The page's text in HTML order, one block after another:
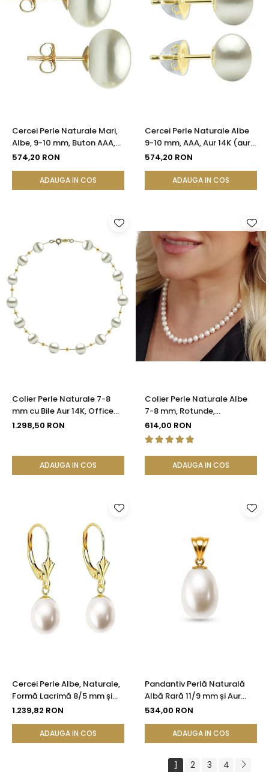
Cercei Perle Naturale Mari,
Albe, 9-10 mm, Buton AAA,
Aur 14K (aur 585), Tip Șurub |
574,20 RON
ADAUGA IN COS
Cercei Perle Naturale Albe
9-10 mm, AAA, Aur 14K (aur
585), Tip Șurub cu Fluturași
574,20 RON
ADAUGA IN COS
Colier Perle Naturale 7-8
mm cu Bile Aur 14K, Office
Elegant | KASKADDA®
1.298,50 RON
ADAUGA IN COS
Colier Perle Naturale Albe
7-8 mm, Rotunde,
Închizătoare Argint 925 |
KASKADDA®
614,00 RON
ADAUGA IN COS
Cercei Perle Albe, Naturale,
Formă Lacrimă 8/5 mm și
Aur Galben 14K | KASKADDA®
1.239,82 RON
ADAUGA IN COS
Pandantiv Perlă Naturală
Albă Rară 11/9 mm și Aur
Galben 14K (aur 585) |
534,00 RON
ADAUGA IN COS
1 2 3 4